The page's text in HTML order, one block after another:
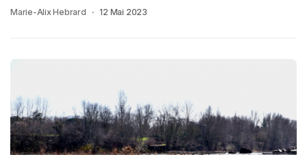
Marie-Alix Hebrard 12 Mai 2023